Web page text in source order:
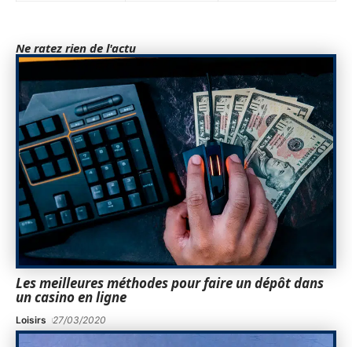
Ne ratez rien de l'actu
Les meilleures méthodes pour faire un dépôt dans
un casino en ligne
Loisirs 27/03/2020